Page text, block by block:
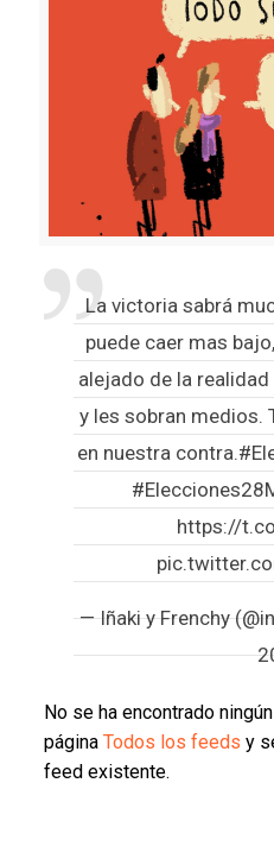
La victoria sabrá
puede caer mas
alejado de la
y les sobran medios.
en nuestra contra.
https://
— Iñaki y Frenchy
No se ha encontrado
página Todos los feeds y
feed existente.